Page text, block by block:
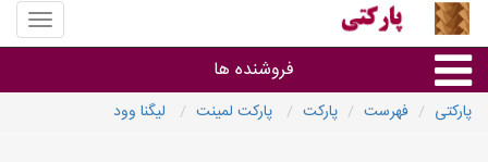
منوی
سایت
فروشنده ها
پارکتی فهرست پارکت پارکت لمینت لیگنا وود